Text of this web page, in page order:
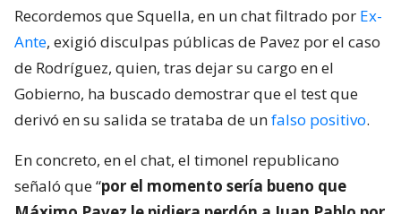
Recordemos que Squella, en un chat filtrado por Ex-
Ante, exigió disculpas públicas de Pavez por el caso
de Rodríguez, quien, tras dejar su cargo en el
Gobierno, ha buscado demostrar que el test que
derivó en su salida se trataba de unfalso positivo.
En concreto, en el chat, el timonel republicano
señaló que “por el momento sería bueno que